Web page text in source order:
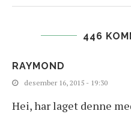
446
RAYMOND
desember 16, 2015 - 19:30
Hei, har laget denne